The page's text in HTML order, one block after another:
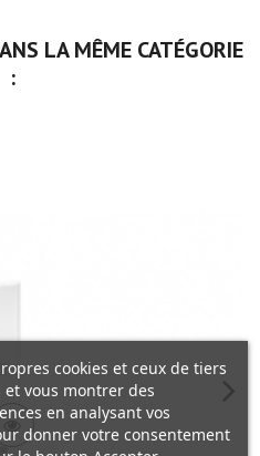
LA MÊME CATÉGORIE
:
cookies et ceux de tiers
vous montrer des
en analysant vos
donner votre consentement